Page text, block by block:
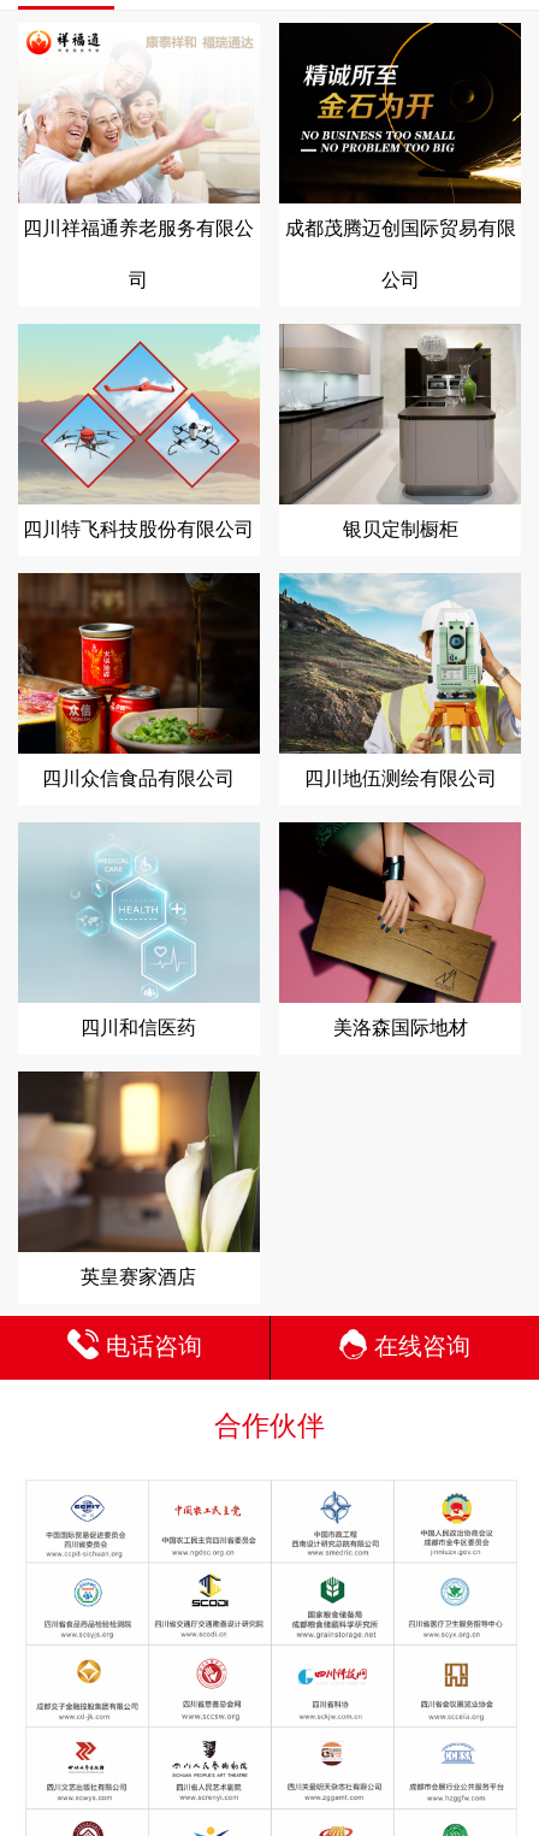
四川祥福通养老服务有限公
司
成都茂腾迈创国际贸易有限
公司
四川特飞科技股份有限公司 银贝定制橱柜
四川众信食品有限公司 四川地伍测绘有限公司
四川和信医药 美洛森国际地材
英皇赛家酒店
电话咨询 在线咨询
合作伙伴